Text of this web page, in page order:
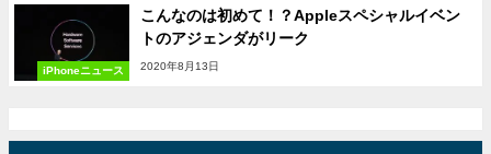
iPhoneニュース
こんなのは初めて！？Appleスペシャルイベン
トのアジェンダがリーク
2020年8月13日